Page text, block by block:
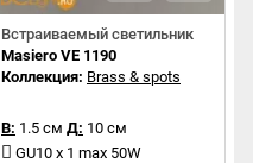
Встраиваемый светильник
Masiero VE 1190
Коллекция: Brass & spots
В: 1.5 см Д: 10 см
GU10 x 1 max 50W